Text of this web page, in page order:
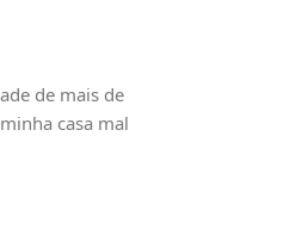
de mais de
casa mal